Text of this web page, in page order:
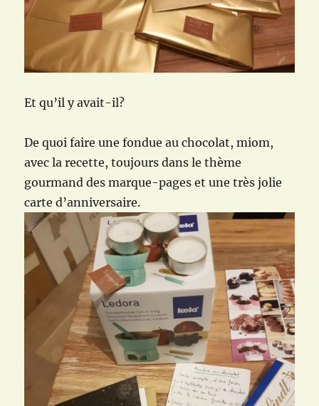
Et qu’il y avait-il?
De quoi faire une fondue au chocolat, miom,
avec la recette, toujours dans le thème
gourmand des marque-pages et une très jolie
carte d’anniversaire.